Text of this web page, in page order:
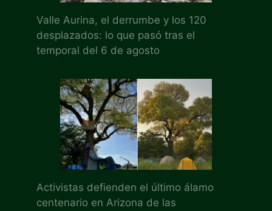
Valle Aurina, el derrumbe y los 120
desplazados: lo que pasó tras el
temporal del 6 de agosto
Activistas defienden el último álamo
centenario en Arizona de las